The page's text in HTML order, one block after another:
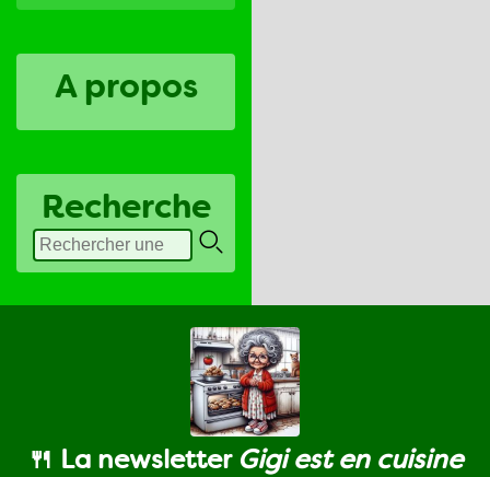
A propos
Recherche
🍴 La newsletter Gigi est en cuisine